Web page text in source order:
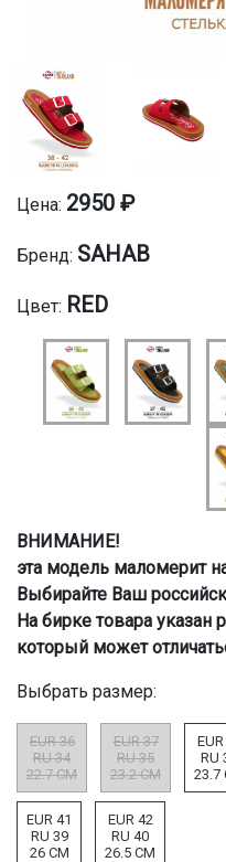
Цена: 2950 ₽
Бренд: SAHAB
Цвет: RED
ВНИМАНИЕ!
эта модель маломерит
Выбирайте Ваш
На бирке товара указан
который может
Выбрать размер:
EUR 36
RU 34
22.7 CM
EUR 37
RU 35
23.2 CM
RU
23.7
EUR 41
RU 39
26 CM
EUR 42
RU 40
26.5 CM